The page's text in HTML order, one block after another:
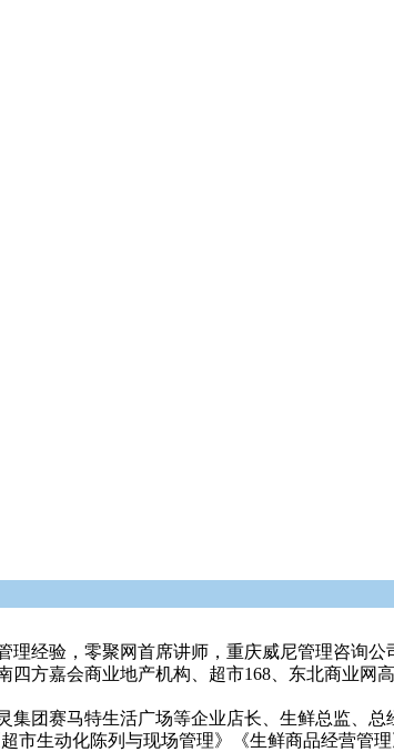
理经验，零聚网首席讲师，重庆威尼管理咨询
方嘉会商业地产机构、超市168、东北商业
团赛马特生活广场等企业店长、生鲜总监、
市生动化陈列与现场管理》《生鲜商品经营管